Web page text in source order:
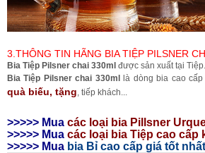
3.THÔNG TIN HÃNG BIA TIỆP PILSNER
Bia Tiệp Pilsner chai 330ml được sản xuất tại Tiệp.
Bia Tiệp Pilsner chai 330ml
là dòng bia cao
quà biếu, tặng, tiếp khách...
>>>>> Mua các loại bia Pillsner
>>>>> Mua các loại bia Tiệp cao cấp
>>>>> Mua bia Bỉ cao cấp giá tốt nhất